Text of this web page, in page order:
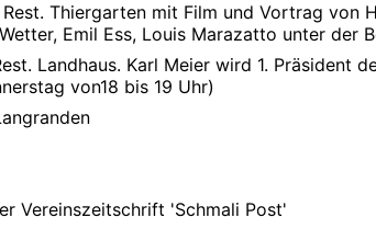
Thiergarten mit Film und Vortrag von
Emil Ess, Louis Marazatto unter der
Landhaus. Karl Meier wird 1. Präsident
von18 bis 19 Uhr)
Vereinszeitschrift 'Schmali Post'